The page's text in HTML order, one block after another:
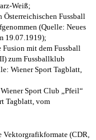
Weiß;
Österreichischen Fussball
(Quelle: Neues
19.07.1919);
mit dem Fussball
zum Fussballklub
Wiener Sport Tagblatt,
Sport Club „Pfeil“
Tagblatt, vom
Vektorgrafikformate (CDR,